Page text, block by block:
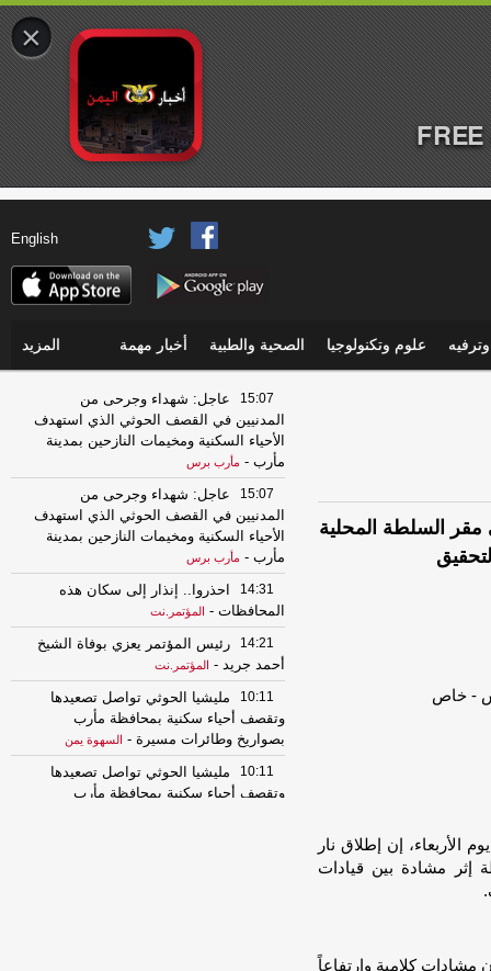
English
علوم وتكنولوجيا الصحية والطبية أخبار مهمة المزيد
مقر السلطة المحلية
إن إطلاق نار
إثر مشادة بين قيادات
كلامية وارتفاعاً
15:07
عاجل: شهداء وجرحى من
المدنيين في القصف الحوثي الذي استهدف
الأحياء السكنية ومخيمات النازحين بمدينة
مأرب - مأرب برس
15:07
عاجل: شهداء وجرحى من
المدنيين في القصف الحوثي الذي استهدف
الأحياء السكنية ومخيمات النازحين بمدينة
مأرب - مأرب برس
14:31
احذروا.. إنذار إلى سكان هذه
المحافظات - المؤتمر.نت
14:21
رئيس المؤتمر يعزي بوفاة الشيخ
أحمد جريد - المؤتمر.نت
10:11
مليشيا الحوثي تواصل تصعيدها
وتقصف أحياء سكنية بمحافظة مأرب
بصواريخ وطائرات مسيرة - السهوة يمن
10:11
مليشيا الحوثي تواصل تصعيدها
وتقصف أحياء سكنية بمحافظة مأرب
×